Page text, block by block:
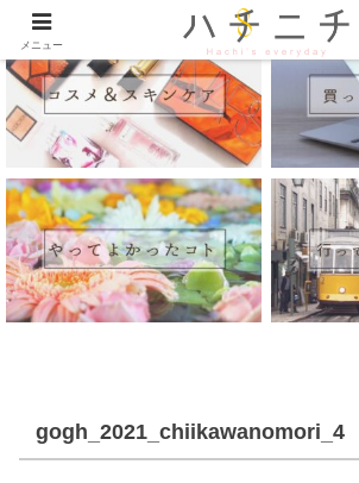
gogh_2021_chiikawanomori_4
メニュー